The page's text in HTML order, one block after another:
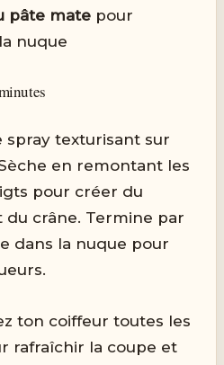
pâte mate pour
nuque
spray texturisant sur
en remontant les
pour créer du
crâne. Termine par
dans la nuque pour
ton coiffeur toutes les
rafraîchir la coupe et